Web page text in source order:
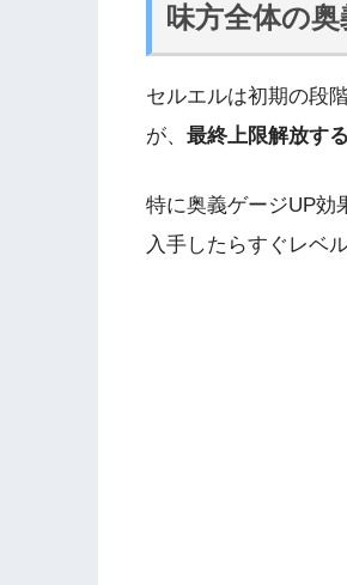
味方全体の
セルエルは初期の段
が、 最終上限解放す
特に奥義ゲージUP効
入手したらすぐレベ